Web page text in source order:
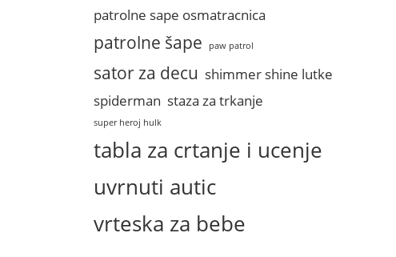
patrolne sape osmatracnica
patrolne šape paw patrol
sator za decu shimmer shine lutke
spiderman staza za trkanje
super heroj hulk
tabla za crtanje i ucenje
uvrnuti autic
vrteska za bebe